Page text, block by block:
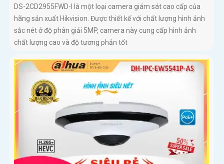
DS-2CD2955FWD-I là một loại camera giám sát cao cấp của
hãng sản xuất Hikvision. Được thiết kế với chất lượng hình ảnh
sắc nét ở độ phân giải 5MP, camera này cung cấp hình ảnh
chất lượng cao và độ tương phản tốt